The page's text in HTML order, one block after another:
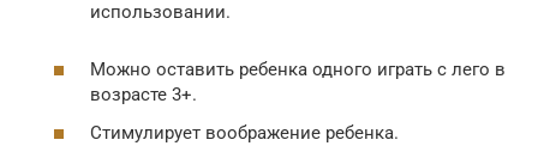
использовании.
Можно оставить ребенка одного играть с лего в
возрасте 3+.
Стимулирует воображение ребенка.